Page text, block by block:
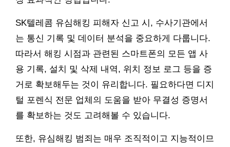
SK텔레콤 유심해킹 피해자 신고 시, 수사기관에서
는 통신 기록 및 데이터 분석을 중요하게 다룹니다.
따라서 해킹 시점과 관련된 스마트폰의 모든 앱 사
용 기록, 설치 및 삭제 내역, 위치 정보 로그 등을 증
거로 확보해두는 것이 유리합니다. 필요하다면 디지
털 포렌식 전문 업체의 도움을 받아 무결성 증명서
를 확보하는 것도 고려해볼 수 있습니다.
또한, 유심해킹 범죄는 매우 조직적이고 지능적이므